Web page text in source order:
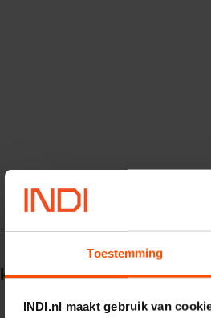
Toestemming
INDI.nl maakt gebruik van